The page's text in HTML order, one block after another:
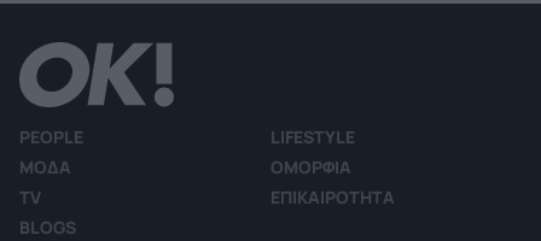
PEOPLE
LIFESTYLE
ΜΟΔΑ
ΟΜΟΡΦΙΑ
TV
ΕΠΙΚΑΙΡΟΤΗΤΑ
BLOGS